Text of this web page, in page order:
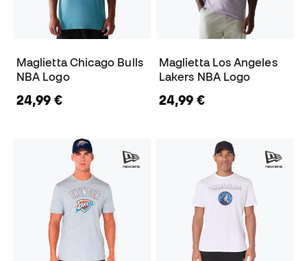
Maglietta Chicago Bulls
NBA Logo
24,99 €
Maglietta Los Angeles
Lakers NBA Logo
24,99 €